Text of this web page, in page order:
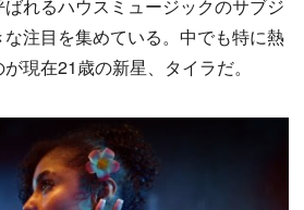
れるハウスミュージックのサブジ
注目を集めている。中でも特に熱
現在21歳の新星、タイラだ。